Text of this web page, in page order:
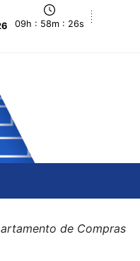
09h : 58m : 26s
de Compras